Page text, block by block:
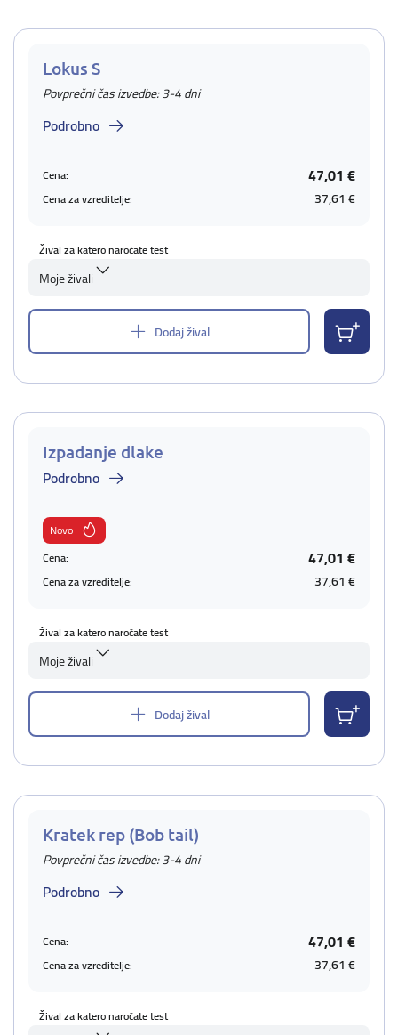
Lokus S
Povprečni čas izvedbe: 3-4 dni
Podrobno
Cena: 47,01 €
Cena za vzreditelje: 37,61 €
Žival za katero naročate test
Moje živali
Dodaj žival
Izpadanje dlake
Podrobno
Novo
Cena:
47,01 €
Cena za vzreditelje: 37,61 €
Žival za katero naročate test
Moje živali
Dodaj žival
Kratek rep (Bob tail)
Povprečni čas izvedbe: 3-4 dni
Podrobno
Cena: 47,01 €
Cena za vzreditelje: 37,61 €
Žival za katero naročate test